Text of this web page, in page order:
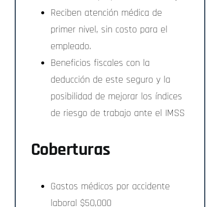
Reciben atención médica de
primer nivel, sin costo para el
empleado.
Beneficios fiscales con la
deducción de este seguro y la
posibilidad de mejorar los índices
de riesgo de trabajo ante el IMSS
Coberturas
Gastos médicos por accidente
laboral $50,000